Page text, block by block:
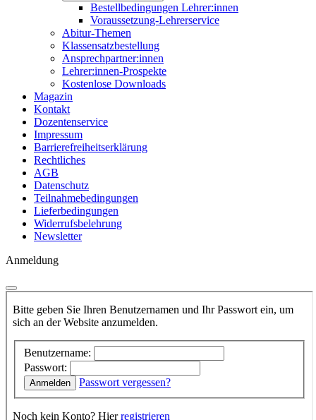
Bestellbedingungen Lehrer:innen
Voraussetzung-Lehrerservice
Abitur-Themen
Klassensatzbestellung
Ansprechpartner:innen
Lehrer:innen-Prospekte
Kostenlose Downloads
Magazin
Kontakt
Dozentenservice
Impressum
Barrierefreiheitserklärung
Rechtliches
AGB
Datenschutz
Teilnahmebedingungen
Lieferbedingungen
Widerrufsbelehrung
Newsletter
Anmeldung